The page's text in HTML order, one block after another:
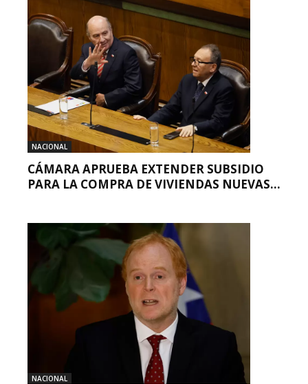
NACIONAL
CÁMARA APRUEBA EXTENDER SUBSIDIO
PARA LA COMPRA DE VIVIENDAS NUEVAS...
NACIONAL